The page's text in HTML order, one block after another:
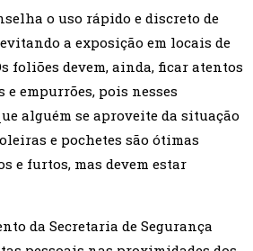
o uso rápido e discreto de
a exposição em locais de
foliões devem, ainda, ficar atentos
e empurrões, pois nesses
alguém se aproveite da situação
e pochetes são ótimas
e furtos, mas devem estar
da Secretaria de Segurança